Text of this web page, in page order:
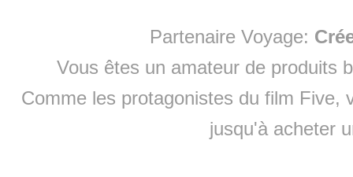
Partenaire Voyage:
Vous êtes un amateur de produits
Comme les protagonistes du film Five,
jusqu'à acheter